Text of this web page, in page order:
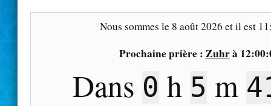
Nous sommes le 8 août 2026 et il est
Prochaine prière : Zuhrà
Dans 0 h 5 m